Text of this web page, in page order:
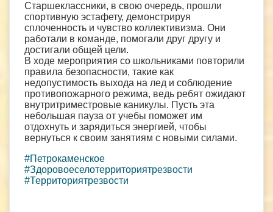
Старшеклассники, в свою очередь, прошли
спортивную эстафету, демонстрируя
сплоченность и чувство коллективизма. Они
работали в команде, помогали друг другу и
достигали общей цели.
В ходе мероприятия со школьниками повторили
правила безопасности, такие как
недопустимость выхода на лед и соблюдение
противопожарного режима, ведь ребят ожидают
внутритриместровые каникулы. Пусть эта
небольшая пауза от учебы поможет им
отдохнуть и зарядиться энергией, чтобы
вернуться к своим занятиям с новыми силами.
#Петрокаменское
#Здоровоеселотерриториятрезвости
#Территориятрезвости